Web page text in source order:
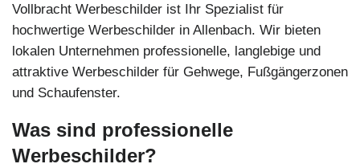
Vollbracht Werbeschilder ist Ihr Spezialist für
hochwertige Werbeschilder in Allenbach. Wir bieten
lokalen Unternehmen professionelle, langlebige und
attraktive Werbeschilder für Gehwege, Fußgängerzonen
und Schaufenster.
Was sind professionelle
Werbeschilder?